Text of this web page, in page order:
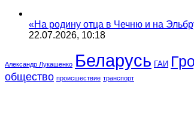
«На родину отца в Чечню и на
22.07.2026, 10:18
Александр Лукашенко Беларусь ГАИ
общество происшествие транспорт